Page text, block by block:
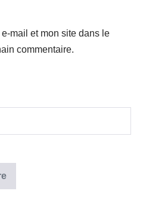
mail et mon site dans le
commentaire.